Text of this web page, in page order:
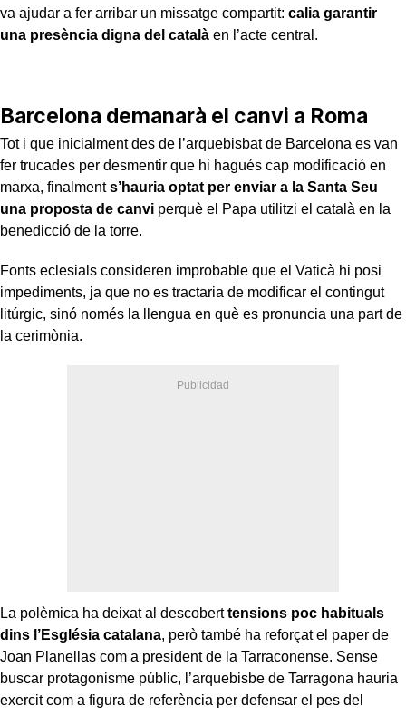
va ajudar a fer arribar un missatge compartit: calia garantir
una presència digna del català en l’acte central.
Barcelona demanarà el canvi a Roma
Tot i que inicialment des de l’arquebisbat de Barcelona es van
fer trucades per desmentir que hi hagués cap modificació en
marxa, finalments’hauria optat per enviar a la Santa Seu
una proposta de canvi perquè el Papa utilitzi el català en la
benedicció de la torre.
Fonts eclesials consideren improbable que el Vaticà hi posi
impediments, ja que no es tractaria de modificar el contingut
litúrgic, sinó només la llengua en què es pronuncia una part de
la cerimònia.
La polèmica ha deixat al descoberttensions poc habituals
dins l’Església catalana, però també ha reforçat el paper de
Joan Planellas com a president de la Tarraconense. Sense
buscar protagonisme públic, l’arquebisbe de Tarragona hauria
exercit com a figura de referència per defensar el pes del